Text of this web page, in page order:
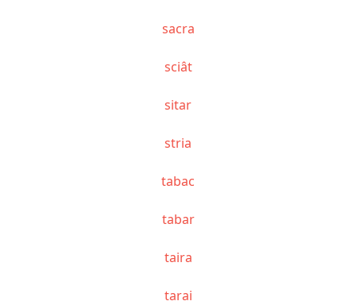
sacra
sciât
sitar
stria
tabac
tabar
taira
tarai